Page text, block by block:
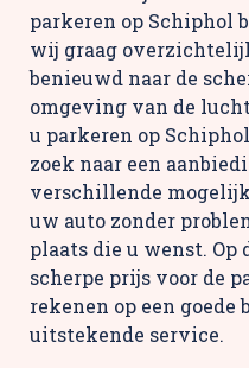
parkeren op Schiphol
wij graag
benieuwd naar de
omgeving van de
u parkeren op
zoek naar een
verschillende
uw auto zonder
plaats die u wenst. Op
scherpe prijs voor de
rekenen op een
uitstekende service.